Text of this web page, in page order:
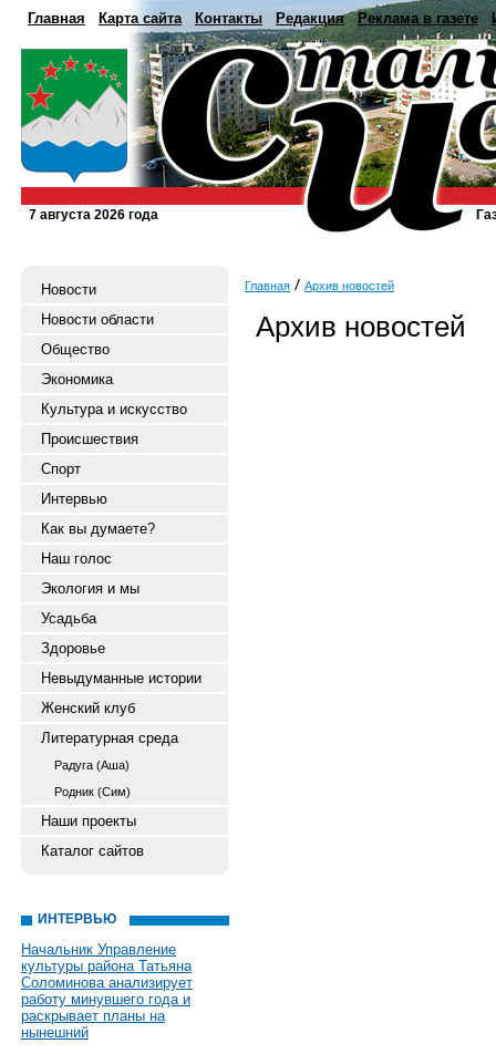
Главная Карта сайта Контакты Редакция Реклама в газете
7 августа 2026 года
Новости
Новости области
Общество
Экономика
Культура и искусство
Происшествия
Спорт
Интервью
Как вы думаете?
Наш голос
Экология и мы
Усадьба
Здоровье
Невыдуманные истории
Женский клуб
Литературная среда
Радуга (Аша)
Родник (Сим)
Наши проекты
Каталог сайтов
ИНТЕРВЬЮ
Начальник Управление
культуры района Татьяна
Соломинова анализирует
работу минувшего года и
раскрывает планы на
нынешний
Главная Архив новостей
Архив новостей